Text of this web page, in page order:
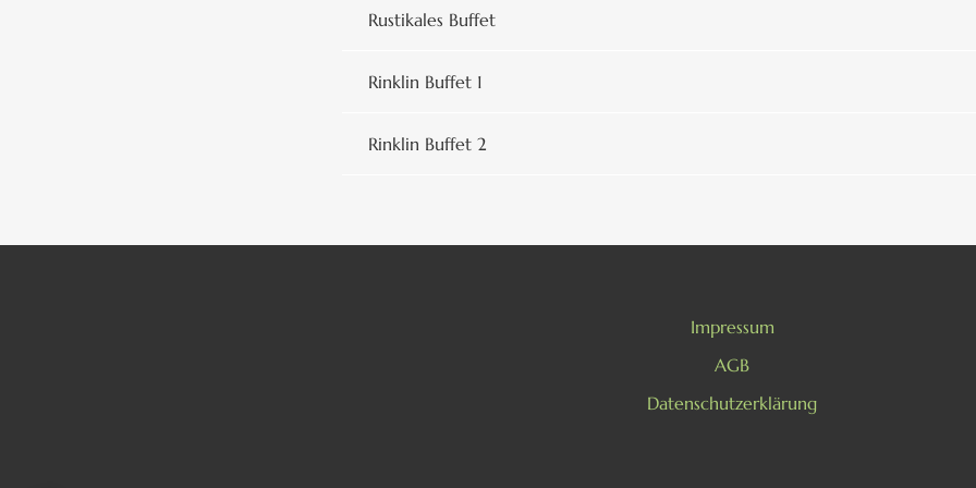
Rustikales Buffet
Rinklin Buffet 1
Rinklin Buffet 2
Impressum
AGB
Datenschutzerklärung